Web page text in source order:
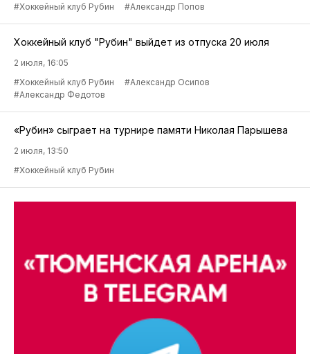
#Хоккейный клуб Рубин
#Александр Попов
Хоккейный клуб "Рубин" выйдет из отпуска 20 июля
2 июля, 16:05
#Хоккейный клуб Рубин
#Александр Осипов
#Александр Федотов
«Рубин» сыграет на турнире памяти Николая Парышева
2 июля, 13:50
#Хоккейный клуб Рубин